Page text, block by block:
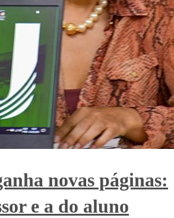
novas páginas:
e a do aluno